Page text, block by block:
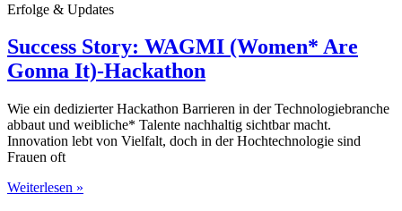
Erfolge & Updates
Success Story: WAGMI (Women* Are
Gonna It)-Hackathon
Wie ein dedizierter Hackathon Barrieren in der Technologiebranche
abbaut und weibliche* Talente nachhaltig sichtbar macht.
Innovation lebt von Vielfalt, doch in der Hochtechnologie sind
Frauen oft
Weiterlesen »